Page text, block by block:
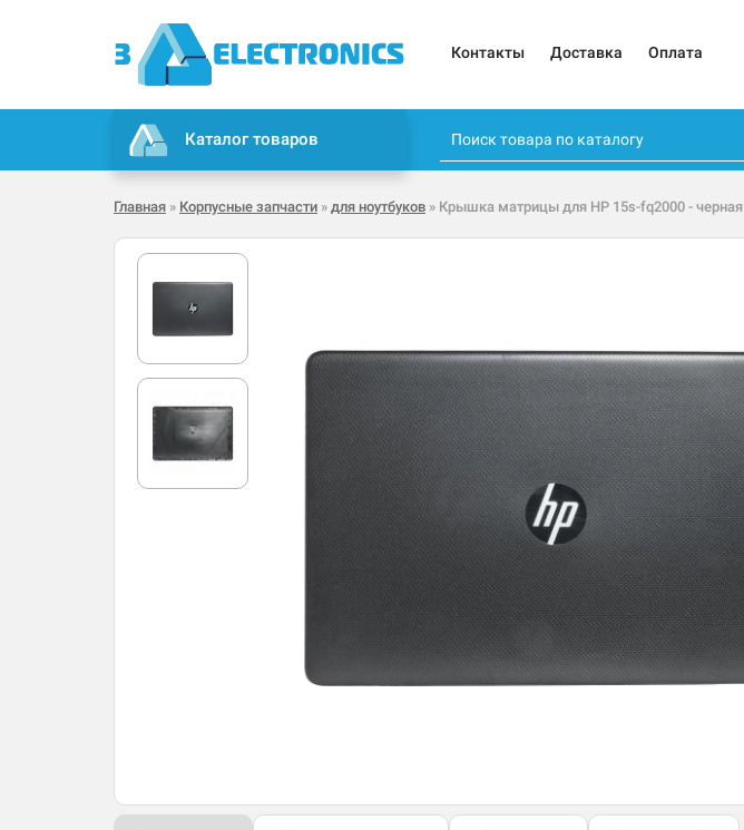
Контакты Доставка Оплата
Каталог товаров
Главная » Корпусные запчасти » для ноутбуков » Крышка матрицы для HP 15s-fq2000 - черная